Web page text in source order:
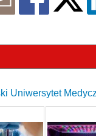
Uniwersytet